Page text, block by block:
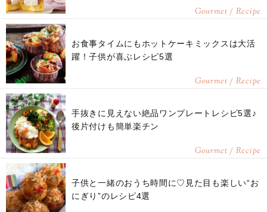
Gourmet / Recipe
お食事タイムにもホットケーキミックスは大活
躍！子供が喜ぶレシピ5選
Gourmet / Recipe
手抜きに見えない絶品ワンプレートレシピ5選♪
後片付けも簡単楽チン
Gourmet / Recipe
子供と一緒のおうち時間に♡見た目も楽しい“お
にぎり”のレシピ4選